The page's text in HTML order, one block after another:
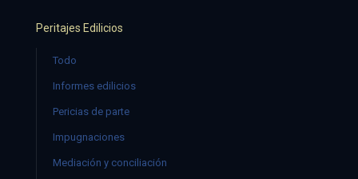
Peritajes Edilicios
Todo
Informes edilicios
Pericias de parte
Impugnaciones
Mediación y conciliación